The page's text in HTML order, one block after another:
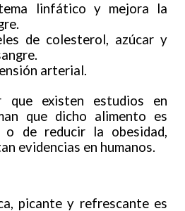
linfático y mejora la
de colesterol, azúcar y
arterial.
que existen estudios en
que dicho alimento es
o de reducir la obesidad,
evidencias en humanos.
picante y refrescante es